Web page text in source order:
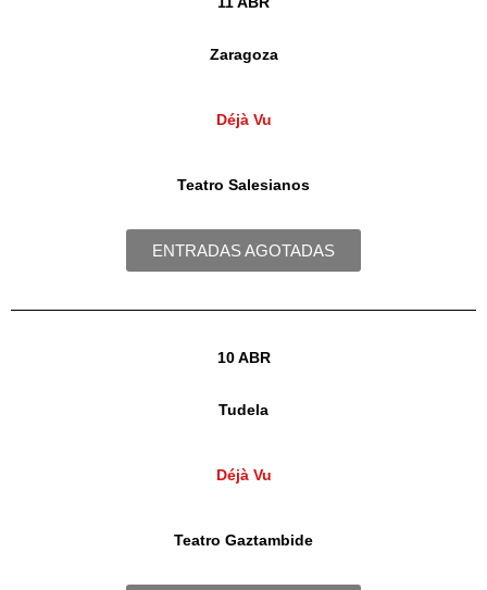
Zaragoza
Déjà Vu
Teatro Salesianos
ENTRADAS AGOTADAS
10 ABR
Tudela
Déjà Vu
Teatro Gaztambide